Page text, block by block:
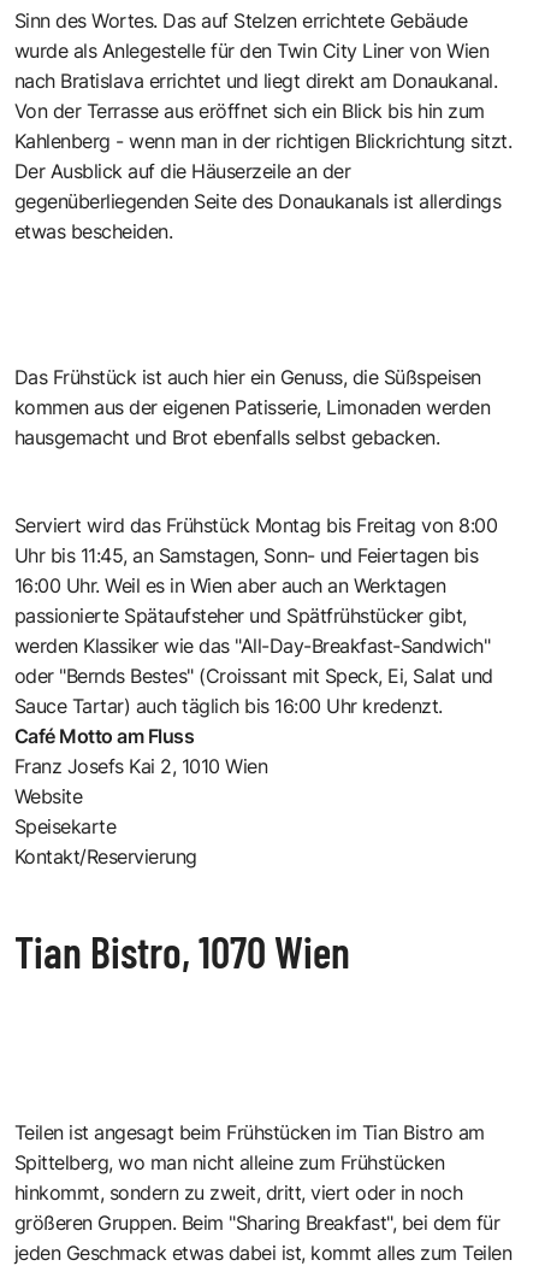
Sinn des Wortes. Das auf Stelzen errichtete Gebäude
wurde als Anlegestelle für den Twin City Liner von Wien
nach Bratislava errichtet und liegt direkt am Donaukanal.
Von der Terrasse aus eröffnet sich ein Blick bis hin zum
Kahlenberg - wenn man in der richtigen Blickrichtung sitzt.
Der Ausblick auf die Häuserzeile an der
gegenüberliegenden Seite des Donaukanals ist allerdings
etwas bescheiden.
Das Frühstück ist auch hier ein Genuss, die Süßspeisen
kommen aus der eigenen Patisserie, Limonaden werden
hausgemacht und Brot ebenfalls selbst gebacken.
Serviert wird das Frühstück Montag bis Freitag von 8:00
Uhr bis 11:45, an Samstagen, Sonn- und Feiertagen bis
16:00 Uhr. Weil es in Wien aber auch an Werktagen
passionierte Spätaufsteher und Spätfrühstücker gibt,
werden Klassiker wie das "All-Day-Breakfast-Sandwich"
oder "Bernds Bestes" (Croissant mit Speck, Ei, Salat und
Sauce Tartar) auch täglich bis 16:00 Uhr kredenzt.
Café Motto am Fluss
Franz Josefs Kai 2, 1010 Wien
Website
Speisekarte
Kontakt/Reservierung
Tian Bistro, 1070 Wien
Teilen ist angesagt beim Frühstücken im Tian Bistro am
Spittelberg, wo man nicht alleine zum Frühstücken
hinkommt, sondern zu zweit, dritt, viert oder in noch
größeren Gruppen. Beim "Sharing Breakfast", bei dem für
jeden Geschmack etwas dabei ist, kommt alles zum Teilen